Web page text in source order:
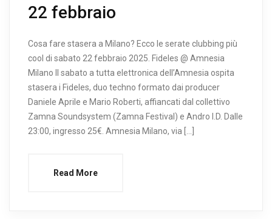
22 febbraio
Cosa fare stasera a Milano? Ecco le serate clubbing più
cool di sabato 22 febbraio 2025. Fideles @ Amnesia
Milano Il sabato a tutta elettronica dell’Amnesia ospita
stasera i Fideles, duo techno formato dai producer
Daniele Aprile e Mario Roberti, affiancati dal collettivo
Zamna Soundsystem (Zamna Festival) e Andro I.D. Dalle
23:00, ingresso 25€. Amnesia Milano, via […]
Read More